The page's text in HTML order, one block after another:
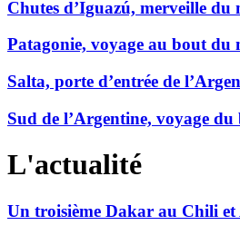
Chutes d’Iguazú, merveille du
Patagonie, voyage au bout du
Salta, porte d’entrée de
Sud de l’Argentine, voyage
L'actualité
Un troisième Dakar au Chili et